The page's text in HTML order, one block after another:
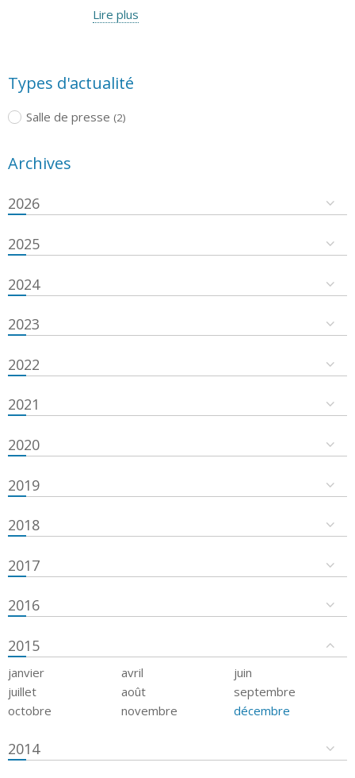
Lire plus
Types d'actualité
Salle de presse (2)
Archives
2026
2025
2024
2023
2022
2021
2020
2019
2018
2017
2016
2015
janvier avril
juin
juillet
août
septembre
octobre
novembre décembre
2014